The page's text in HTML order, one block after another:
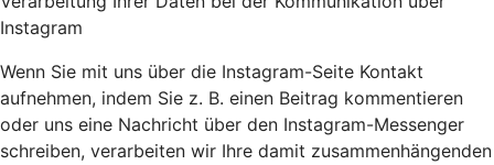
Instagram
Wenn Sie mit uns über die Instagram-Seite Kontakt
aufnehmen, indem Sie z. B. einen Beitrag kommentieren
oder uns eine Nachricht über den Instagram-Messenger
schreiben, verarbeiten wir Ihre damit zusammenhängenden